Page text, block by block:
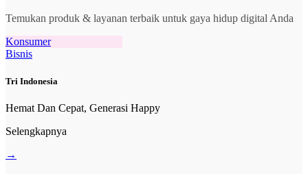
Temukan produk & layanan terbaik untuk gaya hidup digital Anda
Konsumer
Bisnis
Tri Indonesia
Hemat Dan Cepat, Generasi Happy
Selengkapnya
→